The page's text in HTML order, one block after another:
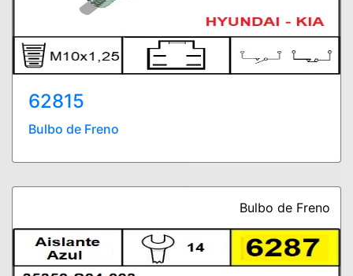
62815
Bulbo de Freno
Bulbo de Freno